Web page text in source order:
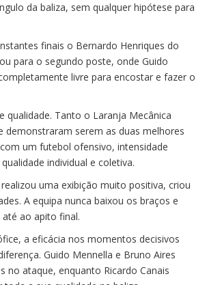
da baliza, sem qualquer hipótese para
finais o Bernardo Henriques do
para o segundo poste, onde Guido
livre para encostar e fazer o
qualidade. Tanto o Laranja Mecânica
demonstraram serem as duas melhores
um futebol ofensivo, intensidade
individual e coletiva.
uma exibição muito positiva, criou
A equipa nunca baixou os braços e
ao apito final.
a eficácia nos momentos decisivos
Guido Mennella e Bruno Aires
no ataque, enquanto Ricardo Canais